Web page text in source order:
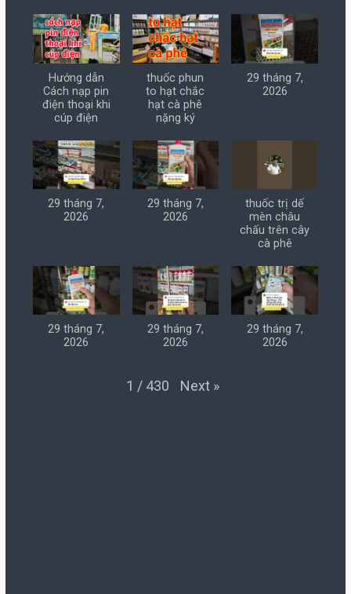
Hướng dẫn
Cách nạp pin
điện thoại khi
cúp điện
thuốc phun
to hạt chắc
hạt cà phê
nặng ký
29 tháng 7,
2026
29 tháng 7,
2026
29 tháng 7,
2026
thuốc trị dế
mèn châu
chấu trên cây
cà phê
29 tháng 7,
2026
29 tháng 7,
2026
29 tháng 7,
2026
1 / 430 Next »